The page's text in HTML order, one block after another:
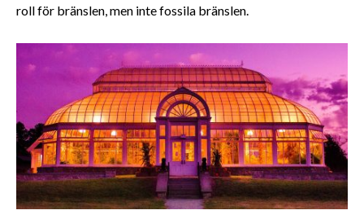
roll för bränslen, men inte fossila bränslen.